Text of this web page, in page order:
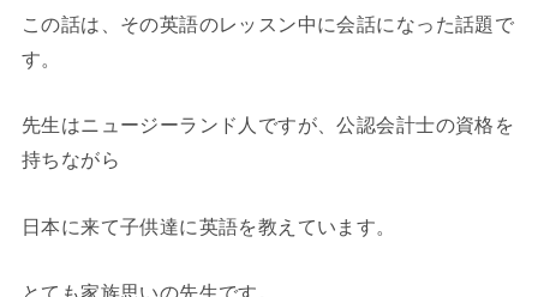
この話は、その英語のレッスン中に会話になった話題で
す。
先生はニュージーランド人ですが、公認会計士の資格を
持ちながら
日本に来て子供達に英語を教えています。
とても家族思いの先生です。